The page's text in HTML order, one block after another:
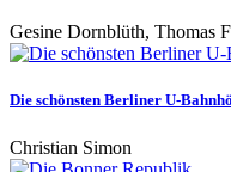
Gesine Dornblüth, Thomas
Die schönsten Berliner U-
Christian Simon